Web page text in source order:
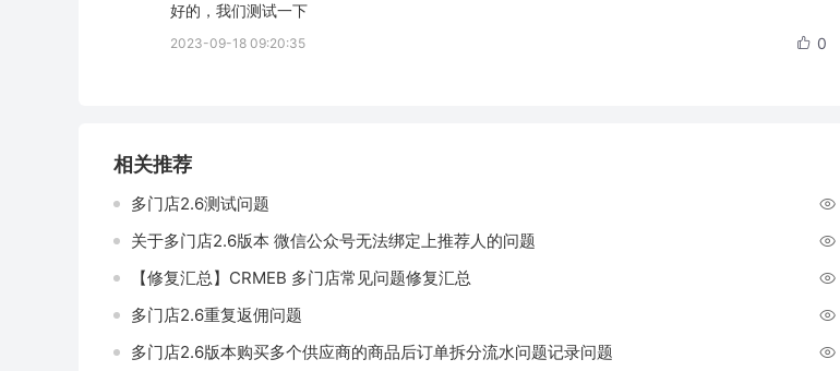
好的，我们测试一下
2023-09-18 09:20:35 0
相关推荐
多门店2.6测试问题
关于多门店2.6版本 微信公众号无法绑定上推荐人的问题
【修复汇总】CRMEB 多门店常见问题修复汇总
多门店2.6重复返佣问题
多门店2.6版本购买多个供应商的商品后订单拆分流水问题记录问题